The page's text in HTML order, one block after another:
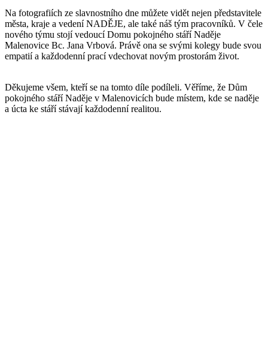
Na fotografiích ze slavnostního dne můžete vidět nejen představitele
města, kraje a vedení NADĚJE, ale také náš tým pracovníků. V čele
nového týmu stojí vedoucí Domu pokojného stáří Naděje
Malenovice Bc. Jana Vrbová. Právě ona se svými kolegy bude svou
empatií a každodenní prací vdechovat novým prostorám život.
Děkujeme všem, kteří se na tomto díle podíleli. Věříme, že Dům
pokojného stáří Naděje v Malenovicích bude místem, kde se naděje
a úcta ke stáří stávají každodenní realitou.